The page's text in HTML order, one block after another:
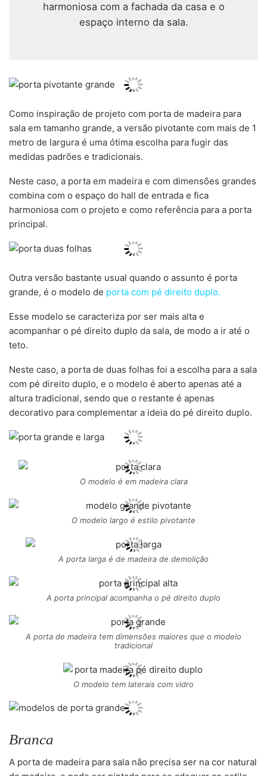
harmoniosa com a fachada da casa e o
espaço interno da sala.
Como inspiração de projeto com porta de madeira para
sala em tamanho grande, a versão pivotante com mais de 1
metro de largura é uma ótima escolha para fugir das
medidas padrões e tradicionais.
Neste caso, a porta em madeira e com dimensões grandes
combina com o espaço do hall de entrada e fica
harmoniosa com o projeto e como referência para a porta
principal.
Outra versão bastante usual quando o assunto é porta
grande, é o modelo de porta com pé direito duplo.
Esse modelo se caracteriza por ser mais alta e
acompanhar o pé direito duplo da sala, de modo a ir até o
teto.
Neste caso, a porta de duas folhas foi a escolha para a sala
com pé direito duplo, e o modelo é aberto apenas até a
altura tradicional, sendo que o restante é apenas
decorativo para complementar a ideia do pé direito duplo.
O modelo é em madeira clara
O modelo largo é estilo pivotante
A porta larga é de madeira de demolição
A porta principal acompanha o pé direito duplo
A porta de madeira tem dimensões maiores que o modelo
tradicional
O modelo tem laterais com vidro
Branca
A porta de madeira para sala não precisa ser na cor natural